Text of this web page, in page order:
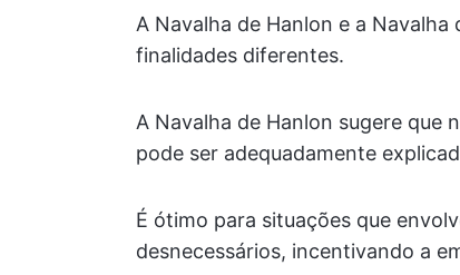
A Navalha de Hanlon e a
finalidades diferentes.
A Navalha de Hanlon sugere que
pode ser adequadamente
É ótimo para situações que
desnecessários, incentivando a